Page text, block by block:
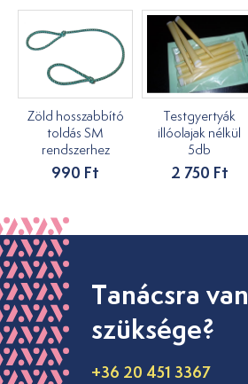
Zöld hosszabbító
toldás SM
rendszerhez
990 Ft
Testgyertyák
illóolajak nélkül
5db
2 750 Ft
Tanácsra van
szüksége?
+36 20 451 3367